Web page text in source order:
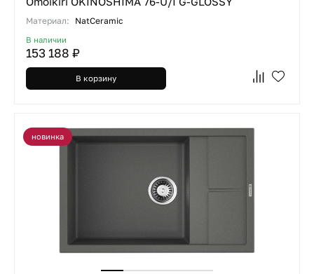
Материал: NatCeramic
В наличии
153 188 ₽
В корзину
новинка